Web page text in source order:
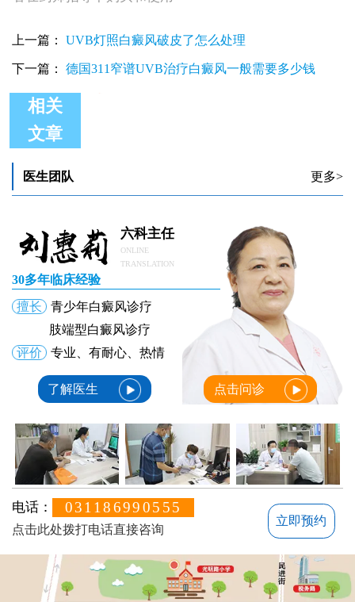
上一篇： UVB灯照白癜风破皮了怎么处理
下一篇： 德国311窄谱UVB治疗白癜风一般需要多少钱
相关
文章
补骨脂泡酒精治疗白斑效果真的好吗
医生团队 更多>
六科主任
ONLINE
TRANSLATION
30多年临床经验
擅长
青少年白癜风诊疗
肢端型白癜风诊疗
评价
专业、有耐心、热情
了解医生 点击问诊
电话： 031186990555
点击此处拨打电话直接咨询
立即预约